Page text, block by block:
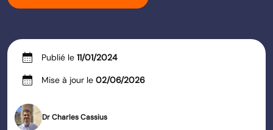
calendar_month Publié le 11/01/2024
calendar_month Mise à jour le 02/06/2026
Dr Charles Cassius